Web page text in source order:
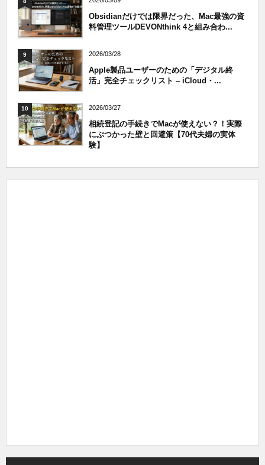
Obsidianだけでは限界だった、Mac最強の資
料管理ツールDEVONthink 4と組み合わ...
9 2026/03/28
Apple製品ユーザーのための「デジタル終
活」完全チェックリスト – iCloud・...
10 2026/03/27
相続登記の手続きでMacが使えない？！実際
にぶつかった壁と回避策【70代夫婦の実体
験】